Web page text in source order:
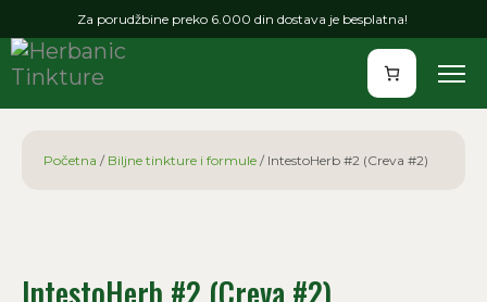
Za porudžbine preko 6.000 din dostava je besplatna!
Početna / Biljne tinkture i formule / IntestoHerb #2 (Creva #2)
IntestoHerb #2 (Creva #2)